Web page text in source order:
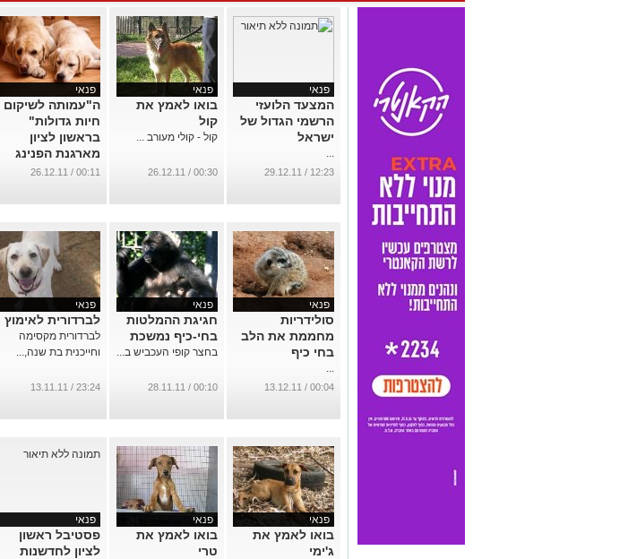
פנאי
המצעד הלועזי
הרשמי הגדול של
ישראל
...
12:23 / 29.12.11
פנאי
בואו לאמץ את
קול
קול - קולי מעורב ...
00:30 / 26.12.11
פנאי
ה"עמותה לשיקום
חיות גדולות"
בראשון לציון
מארגנת הפנינג
...
00:11 / 26.12.11
פנאי
סולידריות
מחממת את הלב
בחי כיף
...
00:04 / 13.12.11
פנאי
חגיגת ההמלטות
בחי-כיף נמשכת
בחצר קופי העכביש ב...
00:10 / 28.11.11
פנאי
לברדורית לאימוץ
לברדורית מקסימה
וחייכנית בת שנה,...
23:24 / 13.11.11
פנאי
בואו לאמץ את
ג'ימי
פנאי
בואו לאמץ את
טרי
פנאי
פסטיבל ראשון
לציון לחדשנות